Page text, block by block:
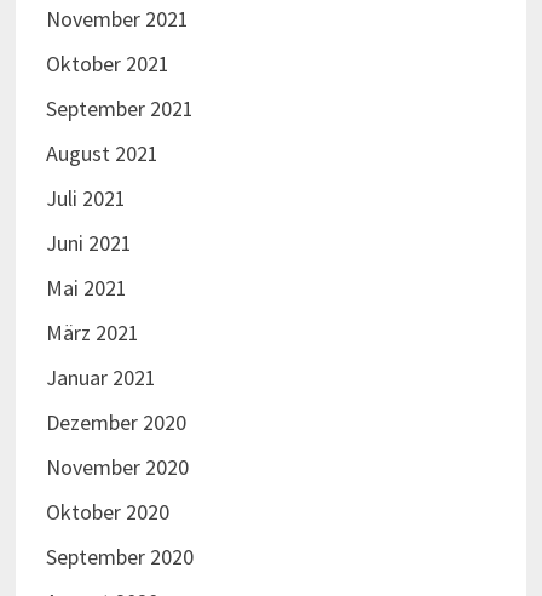
November 2021
Oktober 2021
September 2021
August 2021
Juli 2021
Juni 2021
Mai 2021
März 2021
Januar 2021
Dezember 2020
November 2020
Oktober 2020
September 2020